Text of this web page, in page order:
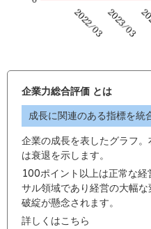
企業力総合評価 とは
成長に関連のある指標を統
企業の成長を表したグラフ
は衰退を示します。
100ポイント以上は正常な
サル領域であり経営の大幅
破綻が懸念されます。
詳しくはこちら